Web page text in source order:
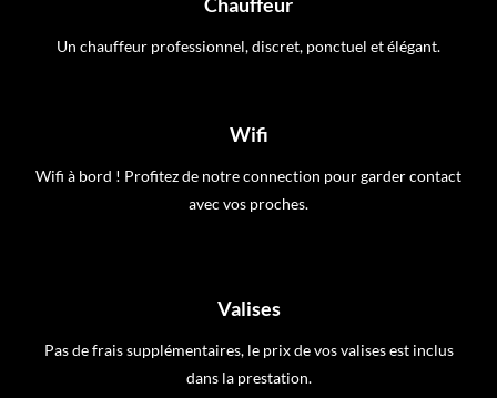
Un chauffeur professionnel, discret, ponctuel et élégant.
Wifi
Wifi à bord ! Profitez de notre connection pour garder contact
avec vos proches.
Valises
Pas de frais supplémentaires, le prix de vos valises est inclus
dans la prestation.